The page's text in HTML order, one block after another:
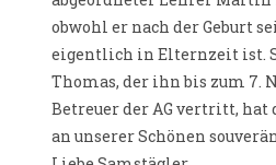
obwohl er nach der Geburt
eigentlich in Elternzeit ist.
Thomas, der ihn bis zum 7.
Betreuer der AG vertritt, hat
an unserer Schönen